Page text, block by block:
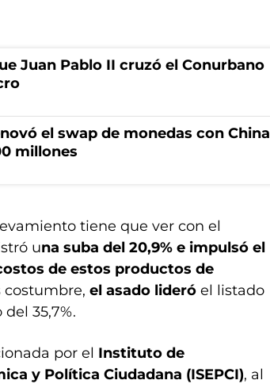
Juan Pablo II cruzó el Conurbano
el swap de monedas con China
millones
tiene que ver con el
una suba del 20,9% e impulsó el
de estos productos de
costumbre, el asado lideró el listado
35,7%.
por el Instituto de
y Política Ciudadana (ISEPCI), al